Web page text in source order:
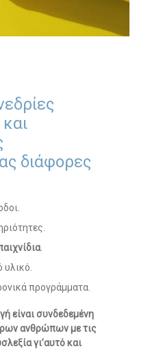
διάφορες
.
υλικό.
προγράμματα.
είναι συνδεδεμένη
ανθρώπων με τις
γι’αυτό και